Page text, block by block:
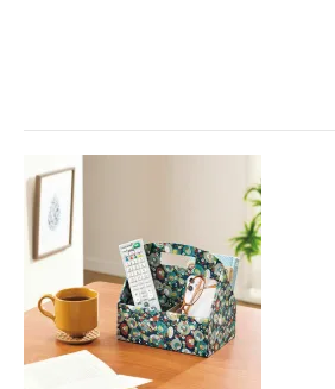
診断チャート
ジャンルで選ぶ
レビューを見る
コーポレートサイト